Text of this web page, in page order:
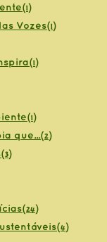
(1)
Vozes(1)
(1)
(1)
que...(2)
(3)
(24)
(4)